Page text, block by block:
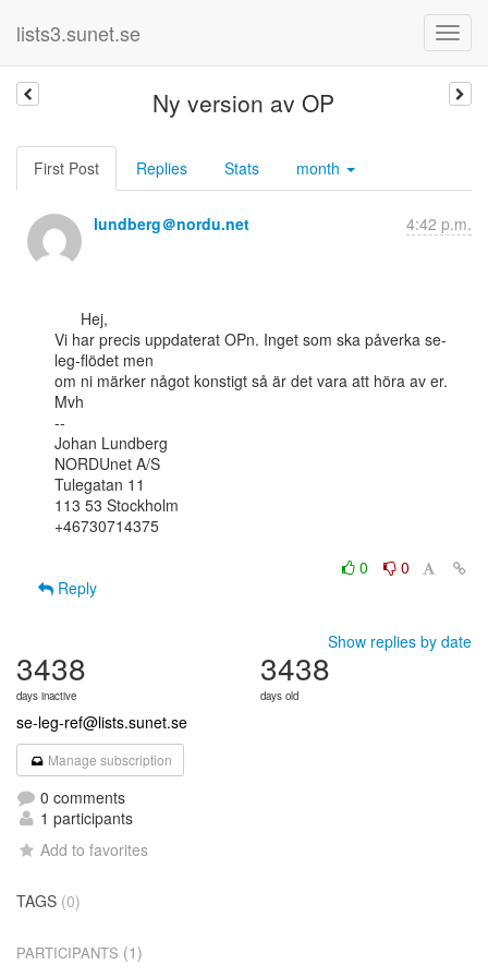
lists3.sunet.se
Ny version av OP
First Post Replies Stats month
lundberg＠nordu.net 4:42 p.m.
Vi har precis uppdaterat OPn. Inget som ska påverka se-
leg-flödet men
om ni märker något konstigt så är det vara att höra av er.
Mvh
--
Johan Lundberg
NORDUnet A/S
Tulegatan 11
113 53 Stockholm
+46730714375
0
0
Reply
Show replies by date
3438
days inactive
3438
days old
se-leg-ref@lists.sunet.se
Manage subscription
0 comments
1 participants
Add to favorites
TAGS (0)
PARTICIPANTS (1)